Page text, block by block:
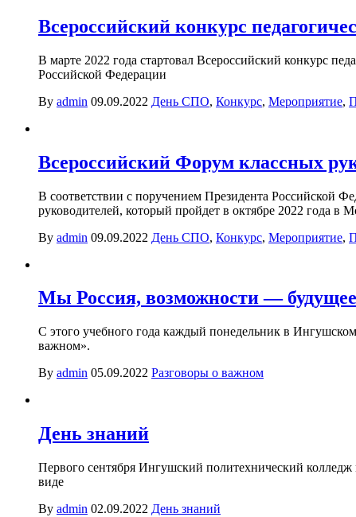
Всероссийский конкурс
В марте 2022 года стартовал Всероссийский конкурс
Российской Федерации
By admin 09.09.2022 День СПО, Конкурс, Мероприятие,
Всероссийский Форум классных
В соответствии с поручением Президента Российской
руководителей, который пройдет в октябре 2022 года в
By admin 09.09.2022 День СПО, Конкурс, Мероприятие,
Мы Россия, возможности — будущее
С этого учебного года каждый понедельник в
важном».
By admin 05.09.2022 Разговоры о важном
День знаний
Первого сентября Ингушский политехнический
виде
By admin 02.09.2022 День знаний